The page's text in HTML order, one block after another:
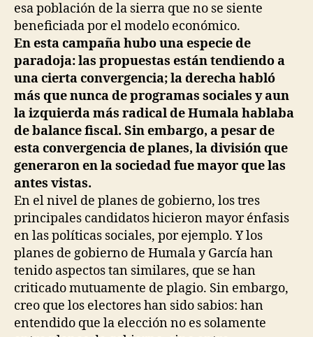
esa población de la sierra que no se siente
beneficiada por el modelo económico.
En esta campaña hubo una especie de
paradoja: las propuestas están tendiendo a
una cierta convergencia; la derecha habló
más que nunca de programas sociales y aun
la izquierda más radical de Humala hablaba
de balance fiscal. Sin embargo, a pesar de
esta convergencia de planes, la división que
generaron en la sociedad fue mayor que las
antes vistas.
En el nivel de planes de gobierno, los tres
principales candidatos hicieron mayor énfasis
en las políticas sociales, por ejemplo. Y los
planes de gobierno de Humala y García han
tenido aspectos tan similares, que se han
criticado mutuamente de plagio. Sin embargo,
creo que los electores han sido sabios: han
entendido que la elección no es solamente